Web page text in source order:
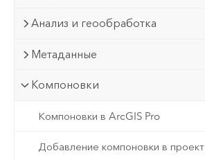
Анализ и геообработка
Метаданные
Компоновки
Компоновки в ArcGIS Pro
Добавление компоновки в проект